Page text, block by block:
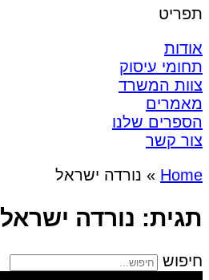
תפריט
אודות
תחומי עיסוק
צוות המשרד
מאמרים
הספרים שלנו
צור קשר
Home
» נורדה ישראל
תגית: נורדה ישראל
חיפוש